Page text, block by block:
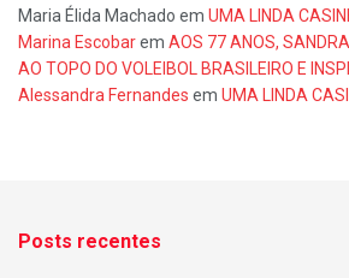
Maria Élida Machado em UMA LINDA
Marina Escobarem AOS 77 ANOS,
AO TOPO DO VOLEIBOL BRASILEIRO E
Alessandra Fernandes em UMA LINDA
Posts recentes